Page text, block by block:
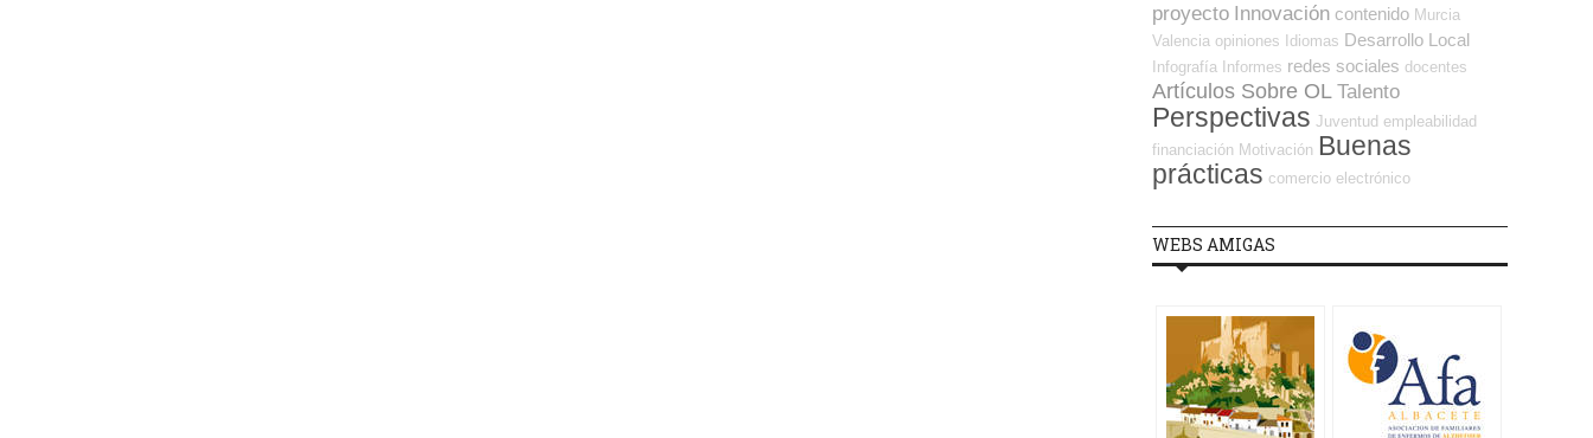
proyecto Innovación contenido Murcia
Valencia opiniones Idiomas Desarrollo Local
Infografía Informes redes sociales docentes
Artículos Sobre OL Talento
Perspectivas Juventud empleabilidad
financiación Motivación Buenas
prácticas comercio electrónico
WEBS AMIGAS